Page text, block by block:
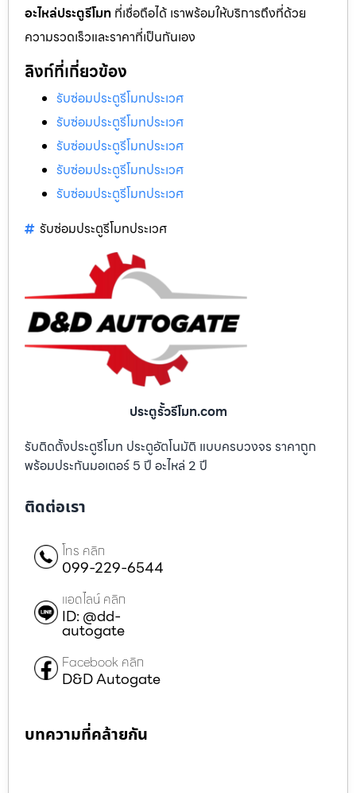
อะไหล่ประตูรีโมท ที่เชื่อถือได้ เราพร้อมให้บริการถึงที่ด้วย
ความรวดเร็วและราคาที่เป็นกันเอง
ลิงก์ที่เกี่ยวข้อง
รับซ่อมประตูรีโมทประเวศ
รับซ่อมประตูรีโมทประเวศ
รับซ่อมประตูรีโมทประเวศ
รับซ่อมประตูรีโมทประเวศ
รับซ่อมประตูรีโมทประเวศ
รับซ่อมประตูรีโมทประเวศ
ประตูรั้วรีโมท.com
รับติดตั้งประตูรีโมท ประตูอัตโนมัติ แบบครบวงจร ราคาถูก
พร้อมประกันมอเตอร์ 5 ปี อะไหล่ 2 ปี
ติดต่อเรา
โทร คลิก
099-229-6544
แอดไลน์ คลิก
ID: @dd-
autogate
Facebook คลิก
D&D Autogate
บทความที่คล้ายกัน